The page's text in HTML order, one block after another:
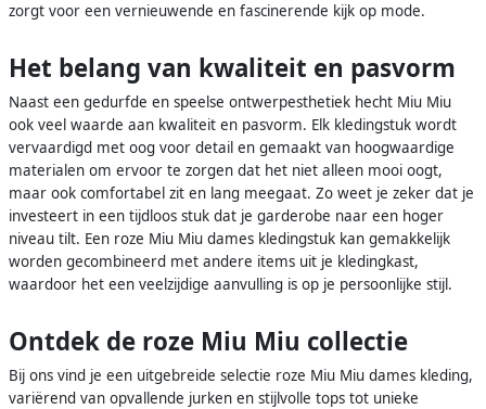
zorgt voor een vernieuwende en fascinerende kijk op mode.
Het belang van kwaliteit en pasvorm
Naast een gedurfde en speelse ontwerpesthetiek hecht Miu Miu
ook veel waarde aan kwaliteit en pasvorm. Elk kledingstuk wordt
vervaardigd met oog voor detail en gemaakt van hoogwaardige
materialen om ervoor te zorgen dat het niet alleen mooi oogt,
maar ook comfortabel zit en lang meegaat. Zo weet je zeker dat je
investeert in een tijdloos stuk dat je garderobe naar een hoger
niveau tilt. Een roze Miu Miu dames kledingstuk kan gemakkelijk
worden gecombineerd met andere items uit je kledingkast,
waardoor het een veelzijdige aanvulling is op je persoonlijke stijl.
Ontdek de roze Miu Miu collectie
Bij ons vind je een uitgebreide selectie roze Miu Miu dames kleding,
variërend van opvallende jurken en stijlvolle tops tot unieke